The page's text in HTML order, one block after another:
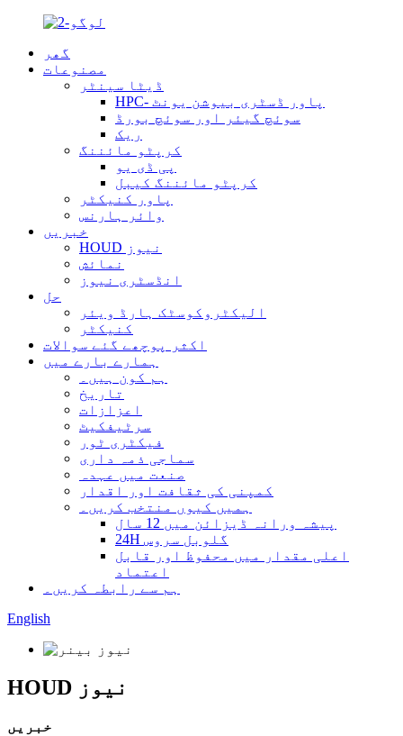
گھر
مصنوعات
ڈیٹا سینٹر
HPC- پاور ڈسٹری بیوشن یونٹ
سوئچ گیئر اور سوئچ بورڈ
ریک
کرپٹو مائننگ
پی ڈی یو
کرپٹو مائننگ کیبل
پاور کنیکٹر
وائر ہارنس
خبریں
HOUD نیوز
نمائش
انڈسٹری نیوز
حل
الیکٹروکوسٹک ہارڈ ویئر
کنیکٹر
اکثر پوچھے گئے سوالات
ہمارے بارے میں
ہم کون ہیں۔
تاریخ
اعزازات
سرٹیفکیٹ
فیکٹری ٹور
سماجی ذمہ داری
صنعت میں عہدہ
کمپنی کی ثقافت اور اقدار
ہمیں کیوں منتخب کریں۔
پیشہ ورانہ ڈیزائن میں 12 سال
24H گلوبل سروس
اعلی مقدار میں محفوظ اور قابل
اعتماد
ہم سے رابطہ کریں۔
English
HOUD نیوز
خبریں